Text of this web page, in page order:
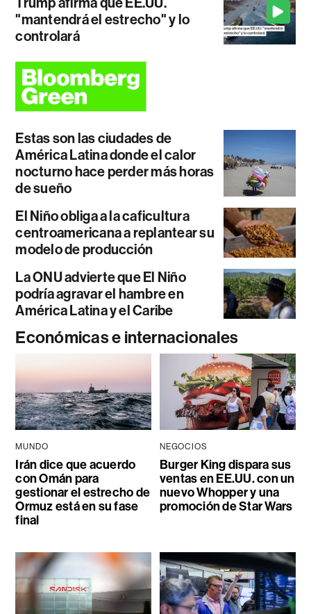
"mantendrá el estrecho" y lo
controlará
Estas son las ciudades de
América Latina donde el calor
nocturno hace perder más horas
de sueño
El Niño obliga a la caficultura
centroamericana a replantear su
modelo de producción
La ONU advierte que El Niño
podría agravar el hambre en
América Latina y el Caribe
Económicas e internacionales
MUNDO
Irán dice que acuerdo
con Omán para
gestionar el estrecho de
Ormuz está en su fase
final
NEGOCIOS
Burger King dispara sus
ventas en EE.UU. con un
nuevo Whopper y una
promoción de Star Wars